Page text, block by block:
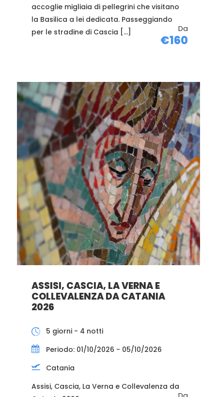
Da
€160
accoglie migliaia di pellegrini che visitano
la Basilica a lei dedicata. Passeggiando
per le stradine di Cascia […]
ASSISI, CASCIA, LA VERNA E
COLLEVALENZA DA CATANIA
2026
5 giorni - 4 notti
Periodo: 01/10/2026 - 05/10/2026
Catania
Assisi, Cascia, La Verna e Collevalenza da